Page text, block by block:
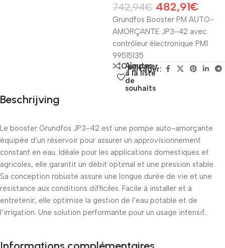
742,94€ 482,91€
Grundfos Booster PM AUTO-
AMORÇANTE JP3-42 avec
contrôleur électronique PM1
99515135
Comparer
Ajouter
à la liste
de
souhaits
Partager:
Beschrijving
Le booster Grundfos JP3-42 est une pompe auto-amorçante
équipée d’un réservoir pour assurer un approvisionnement
constant en eau. Idéale pour les applications domestiques et
agricoles, elle garantit un débit optimal et une pression stable.
Sa conception robuste assure une longue durée de vie et une
résistance aux conditions difficiles. Facile à installer et à
entretenir, elle optimise la gestion de l’eau potable et de
l’irrigation. Une solution performante pour un usage intensif.